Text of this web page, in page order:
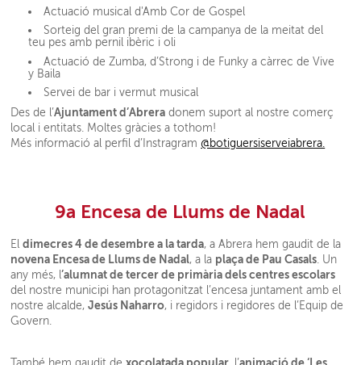
Actuació musical d'Amb Cor de Gospel
Sorteig del gran premi de la campanya de la meitat del
teu pes amb pernil ibèric i oli
Actuació de Zumba, d’Strong i de Funky a càrrec de Vive
y Baila
Servei de bar i vermut musical
Des de l’Ajuntament d’Abrera donem suport al nostre comerç
local i entitats. Moltes gràcies a tothom!
Més informació al perfil d’Instragram @botiguersiserveiabrera.
9a Encesa de Llums de Nadal
Eldimecres 4 de desembre a la tarda, a Abrera hem gaudit de la
novena Encesa de Llums de Nadal, a la plaça de Pau Casals . Un
any més, l’alumnat de tercer de primària dels centres escolars
del nostre municipi han protagonitzat l’encesa juntament amb el
nostre alcalde,Jesús Naharro, i regidors i regidores de l’Equip de
Govern.
xocolatada popular animació de ‘Les